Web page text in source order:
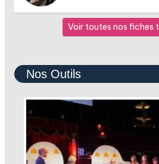
Voir toutes nos fiches
Nos Outils